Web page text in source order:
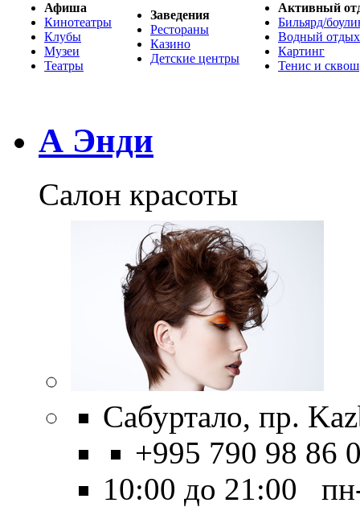
Афиша
Кинотеатры
Клубы
Музеи
Театры
Заведения
Рестораны
Казино
Детские центры
Активный
Бильярд/
Водный отдых
Картинг
Тенис и сквош
А Энди
Салон красоты
Сабуртало, пр.
+995 790 98 86
10:00 до 21:00